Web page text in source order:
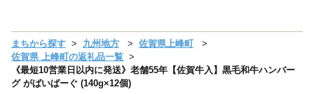
まちから探す 九州地方
佐賀県上峰町
佐賀県 上峰町の返礼品一覧
《最短10営業日以内に発送》老舗55年【佐賀牛入】黒毛和牛ハンバー
グ がばいばーぐ (140g×12個)